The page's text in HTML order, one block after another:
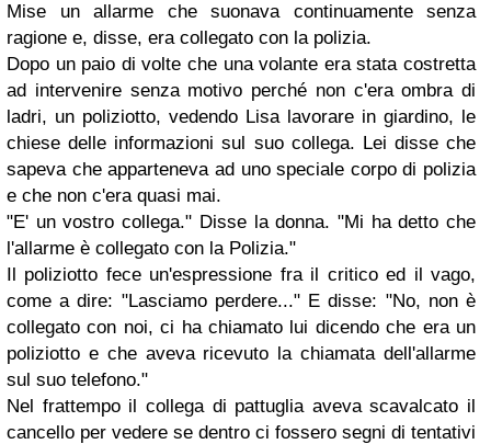
Mise un allarme che suonava continuamente senza
ragione e, disse, era collegato con la polizia.
Dopo un paio di volte che una volante era stata costretta
ad intervenire senza motivo perché non c'era ombra di
ladri, un poliziotto, vedendo Lisa lavorare in giardino, le
chiese delle informazioni sul suo collega. Lei disse che
sapeva che apparteneva ad uno speciale corpo di polizia
e che non c'era quasi mai.
"E' un vostro collega." Disse la donna. "Mi ha detto che
l'allarme è collegato con la Polizia."
Il poliziotto fece un'espressione fra il critico ed il vago,
come a dire: "Lasciamo perdere..." E disse: "No, non è
collegato con noi, ci ha chiamato lui dicendo che era un
poliziotto e che aveva ricevuto la chiamata dell'allarme
sul suo telefono."
Nel frattempo il collega di pattuglia aveva scavalcato il
cancello per vedere se dentro ci fossero segni di tentativi